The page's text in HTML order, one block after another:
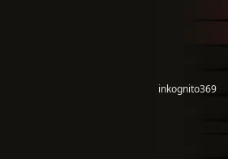
inkognito369